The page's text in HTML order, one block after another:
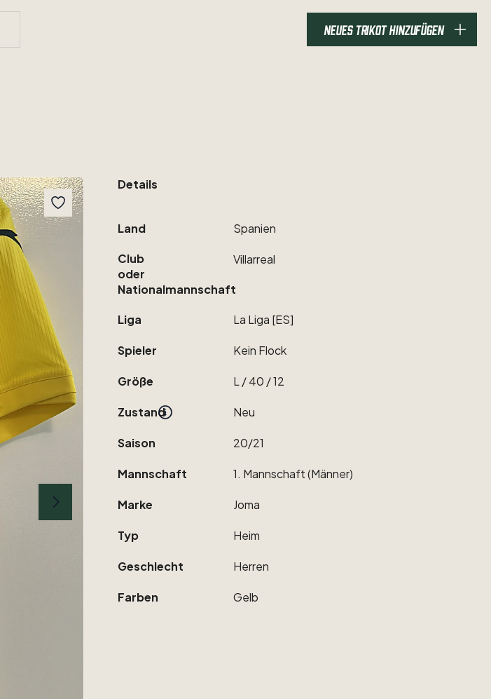
NEUES TRIKOT HINZUFÜGEN
Details
Land Spanien
Club
oder
Nationalmannschaft
Villarreal
Liga La Liga [ES]
Spieler Kein Flock
Größe L ​/​40 ​/​12
Zustand Neu
Saison 20​/​21
Mannschaft 1. Mannschaft(Männer)
Marke Joma
Typ Heim
Geschlecht Herren
Farben Gelb